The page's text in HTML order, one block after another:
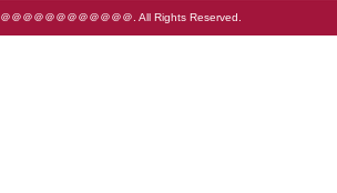
＠＠＠＠＠＠＠＠＠＠＠. All Rights Reserved.